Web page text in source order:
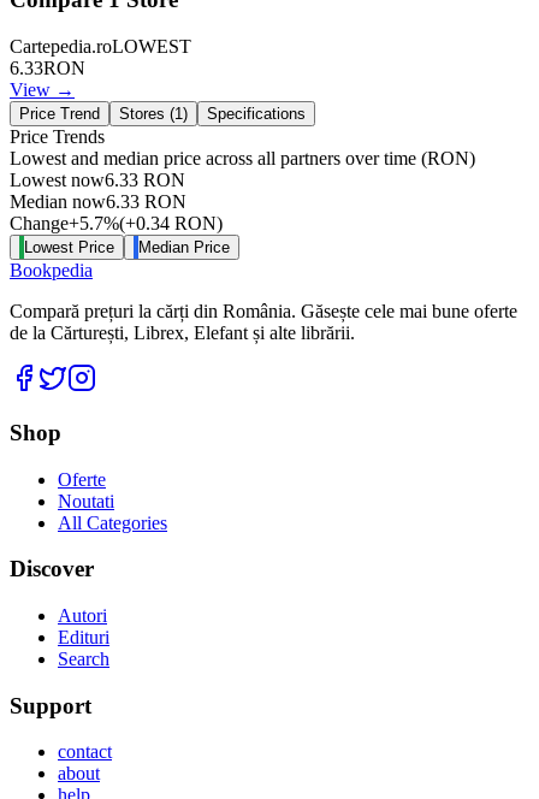
Cartepedia.roLOWEST
6.33RON
View →
Price Trend Stores (1) Specifications
Price Trends
Lowest and median price across all partners over time (RON)
Lowest now6.33 RON
Median now6.33 RON
Change+5.7%(+0.34 RON)
Lowest Price Median Price
Bookpedia
Compară prețuri la cărți din România. Găsește cele mai bune oferte
de la Cărturești, Librex, Elefant și alte librării.
Facebook
Twitter
Shop
Oferte
Noutati
All Categories
Discover
Autori
Edituri
Search
Support
contact
about